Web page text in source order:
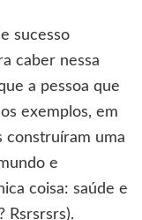
sucesso
caber nessa
a pessoa que
exemplos, em
construíram uma
e
coisa: saúde e
Rsrsrsrs).